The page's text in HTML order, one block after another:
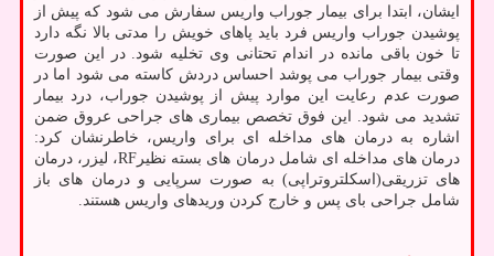
ایشان، ابتدا برای بیمار جوراب واریس سفارش می شود که پیش از
پوشیدن جوراب واریس فرد باید پاهای خویش را مدتی بالا نگه دارد
تا خون باقی مانده در اندام تحتانی وی تخلیه شود. در این صورت
وقتی بیمار جوراب می پوشد احساس دردش کاسته می شود اما در
صورت عدم رعایت این موارد پیش از پوشیدن جوراب، درد بیمار
تشدید می شود. این فوق تخصص بیماری های جراحی عروق ضمن
اشاره به درمان های مداخله ای برای واریس، خاطرنشان کرد:
درمان های مداخله ای شامل درمان های بسته نظیرRF، لیزر، درمان
های تزریقی(اسکلتروتراپی) به صورت سرپایی و درمان های باز
شامل جراحی بای پس و خارج کردن وریدهای واریس هستند.